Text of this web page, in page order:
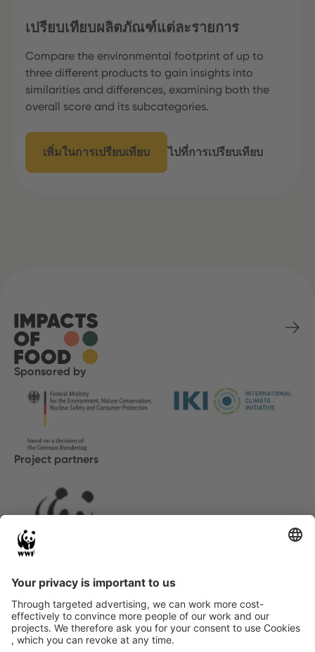
เปรียบเทียบผลิตภัณฑ์แต่ละรายการ
Compare the environmental footprint of up to
three different products to gain insights into
similarities and differences, examining both the
overall score and its subcategories.
เพิ่มในการเปรียบเทียบ ไปที่การเปรียบเทียบ
Sponsored by
Project partners